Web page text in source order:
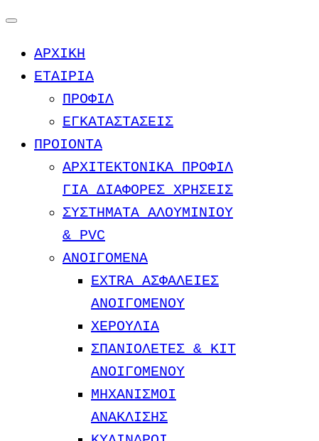
Μετάβαση
περιεχόμενο
ΑΡΧΙΚΗ
ΕΤΑΙΡΙΑ
ΠΡΟΦΙΛ
ΕΓΚΑΤΑΣΤΑΣΕΙΣ
ΠΡΟΙΟΝΤΑ
ΑΡΧΙΤΕΚΤΟΝΙΚΑ ΠΡΟΦΙΛ
ΓΙΑ ΔΙΑΦΟΡΕΣ ΧΡΗΣΕΙΣ
ΣΥΣΤΗΜΑΤΑ ΑΛΟΥΜΙΝΙΟΥ
& PVC
ΑΝΟΙΓΟΜΕΝΑ
EXTRA ΑΣΦΑΛΕΙΕΣ
ΑΝΟΙΓΟΜΕΝΟΥ
ΧΕΡΟΥΛΙΑ
ΣΠΑΝΙΟΛΕΤΕΣ & ΚΙΤ
ΑΝΟΙΓΟΜΕΝΟΥ
ΜΗΧΑΝΙΣΜΟΙ
ΑΝΑΚΛΙΣΗΣ